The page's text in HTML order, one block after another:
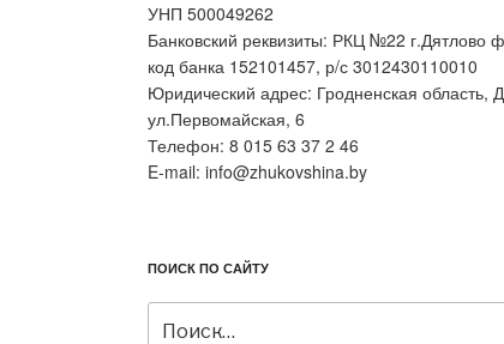
УНП 500049262
Банковский реквизиты: РКЦ №22
код банка 152101457, р/с 3012430110010
Юридический адрес: Гродненская область,
ул.Первомайская, 6
Телефон: 8 015 63 37 2 46
E-mail: info@zhukovshina.by
ПОИСК ПО САЙТУ